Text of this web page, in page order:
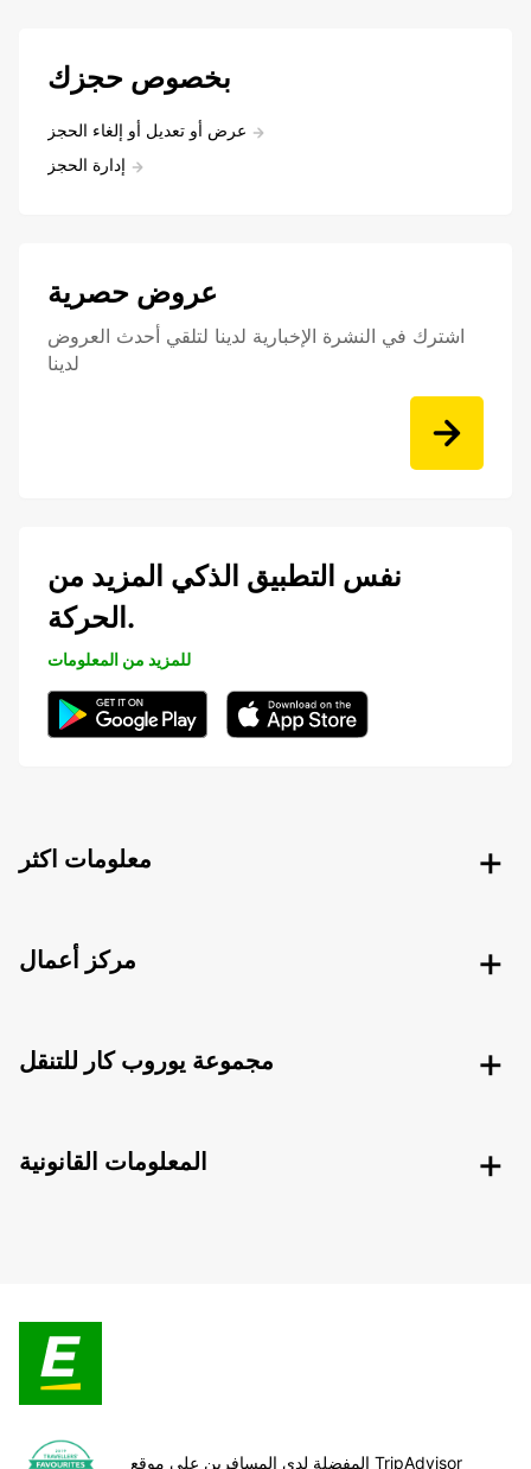
بخصوص حجزك
عرض أو تعديل أو إلغاء الحجز
إدارة الحجز
عروض حصرية
اشترك في النشرة الإخبارية لدينا لتلقي أحدث العروض
لدينا
نفس التطبيق الذكي المزيد من
الحركة.
للمزيد من المعلومات
معلومات اكثر
مركز أعمال
مجموعة يوروب كار للتنقل
المعلومات القانونية
المفضلة لدى المسافرين على موقع TripAdvisor